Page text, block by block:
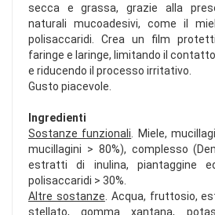
secca e grassa, grazie alla
naturali mucoadesivi, come il
polisaccaridi. Crea un film
faringe e laringe, limitando il
e riducendo il processo irritativo.
Gusto piacevole.
Ingredienti
Sostanze funzionali. Miele,
mucillagini > 80%), complesso
estratti di inulina, piantaggine
polisaccaridi > 30%.
Altre sostanze. Acqua, fruttosio,
stellato, gomma xantana,